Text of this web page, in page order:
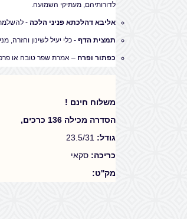
לדורותיהם, מעתיקי השמועה.
אליבא דהלכתא פניני הלכה -
תמצית הדף- כלי יעיל לשינון וחזרה,
כפתור ופרח – אמרת שפר טובה או
משלוח חינם !
הסדרה מכילה 136 כרכים,
גודל:
כריכה:סקאי
מק''ט: